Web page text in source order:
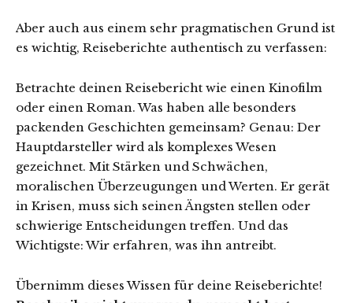
Aber auch aus einem sehr pragmatischen Grund ist
es wichtig, Reiseberichte authentisch zu verfassen:
Betrachte deinen Reisebericht wie einen Kinofilm
oder einen Roman. Was haben alle besonders
packenden Geschichten gemeinsam? Genau: Der
Hauptdarsteller wird als komplexes Wesen
gezeichnet. Mit Stärken und Schwächen,
moralischen Überzeugungen und Werten. Er gerät
in Krisen, muss sich seinen Ängsten stellen oder
schwierige Entscheidungen treffen. Und das
Wichtigste: Wir erfahren, was ihn antreibt.
Übernimm dieses Wissen für deine Reiseberichte!